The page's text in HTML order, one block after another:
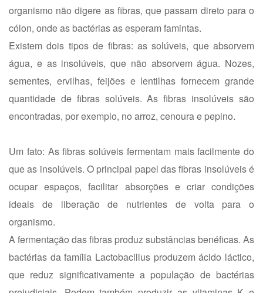
organismo não digere as fibras, que passam direto para o
cólon, onde as bactérias as esperam famintas.
Existem dois tipos de fibras: as solúveis, que absorvem
água, e as insolúveis, que não absorvem água. Nozes,
sementes, ervilhas, feijões e lentilhas fornecem grande
quantidade de fibras solúveis. As fibras insolúveis são
encontradas, por exemplo, no arroz, cenoura e pepino.
Um fato: As fibras solúveis fermentam mais facilmente do
que as insolúveis. O principal papel das fibras insolúveis é
ocupar espaços, facilitar absorções e criar condições
ideais de liberação de nutrientes de volta para o
organismo.
A fermentação das fibras produz substâncias benéficas. As
bactérias da família Lactobacillus produzem ácido láctico,
que reduz significativamente a população de bactérias